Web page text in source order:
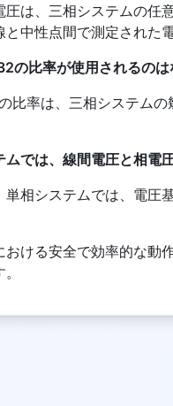
圧は、三相システムの任
と中性点間で測定された
の比率が使用されるのは
比率は、三相システム
ムでは、線間電圧と相電
単相システムでは、電圧
おける安全で効率的な動